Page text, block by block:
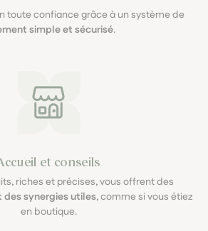
toute confiance grâce à un système de
simple et sécurisé.
et conseils
riches et précises, vous offrent des
synergies utiles, comme si vous étiez
en boutique.